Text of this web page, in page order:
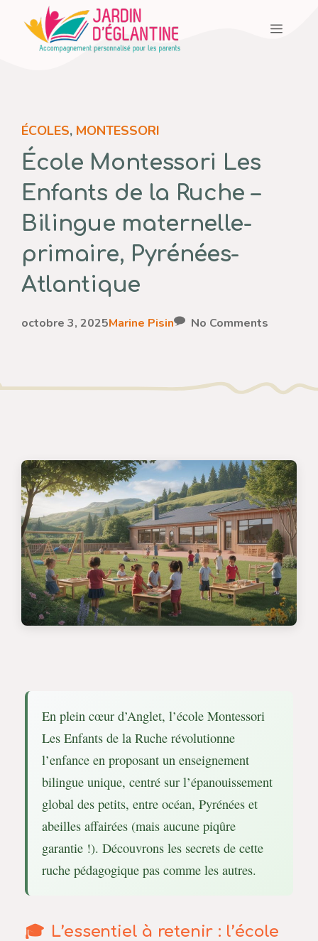
contenu
Menu
ÉCOLES, MONTESSORI
École Montessori Les
Enfants de la Ruche –
Bilingue maternelle-
primaire, Pyrénées-
Atlantique
octobre 3, 2025Marine Pisin No Comments
En plein cœur d’Anglet, l’école Montessori
Les Enfants de la Ruche révolutionne
l’enfance en proposant un enseignement
bilingue unique, centré sur l’épanouissement
global des petits, entre océan, Pyrénées et
abeilles affairées (mais aucune piqûre
garantie !). Découvrons les secrets de cette
ruche pédagogique pas comme les autres.
L’essentiel à retenir : l’école